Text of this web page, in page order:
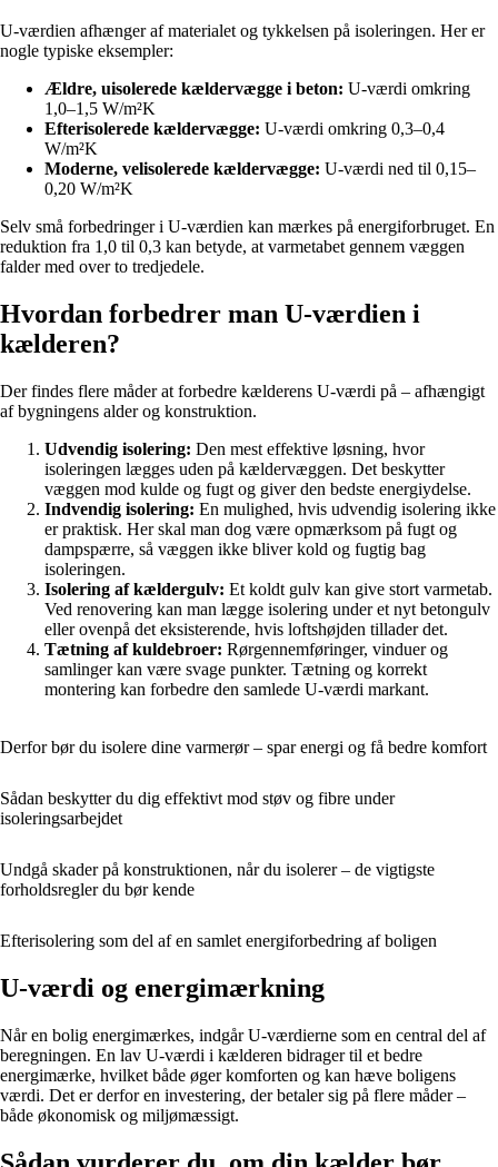
U-værdien afhænger af materialet og tykkelsen på isoleringen. Her er
nogle typiske eksempler:
Ældre, uisolerede kældervægge i beton: U-værdi omkring
1,0–1,5 W/m²K
Efterisolerede kældervægge: U-værdi omkring 0,3–0,4
W/m²K
Moderne, velisolerede kældervægge: U-værdi ned til 0,15–
0,20 W/m²K
Selv små forbedringer i U-værdien kan mærkes på energiforbruget. En
reduktion fra 1,0 til 0,3 kan betyde, at varmetabet gennem væggen
falder med over to tredjedele.
Hvordan forbedrer man U-værdien i
kælderen?
Der findes flere måder at forbedre kælderens U-værdi på – afhængigt
af bygningens alder og konstruktion.
Udvendig isolering: Den mest effektive løsning, hvor
isoleringen lægges uden på kældervæggen. Det beskytter
væggen mod kulde og fugt og giver den bedste energiydelse.
Indvendig isolering: En mulighed, hvis udvendig isolering ikke
er praktisk. Her skal man dog være opmærksom på fugt og
dampspærre, så væggen ikke bliver kold og fugtig bag
isoleringen.
Isolering af kældergulv: Et koldt gulv kan give stort varmetab.
Ved renovering kan man lægge isolering under et nyt betongulv
eller ovenpå det eksisterende, hvis loftshøjden tillader det.
Tætning af kuldebroer: Rørgennemføringer, vinduer og
samlinger kan være svage punkter. Tætning og korrekt
montering kan forbedre den samlede U-værdi markant.
Derfor bør du isolere dine varmerør – spar energi og få bedre komfort
Sådan beskytter du dig effektivt mod støv og fibre under
isoleringsarbejdet
Undgå skader på konstruktionen, når du isolerer – de vigtigste
forholdsregler du bør kende
Efterisolering som del af en samlet energiforbedring af boligen
U-værdi og energimærkning
Når en bolig energimærkes, indgår U-værdierne som en central del af
beregningen. En lav U-værdi i kælderen bidrager til et bedre
energimærke, hvilket både øger komforten og kan hæve boligens
værdi. Det er derfor en investering, der betaler sig på flere måder –
både økonomisk og miljømæssigt.